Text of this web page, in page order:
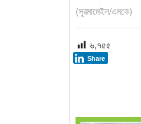
(সুরমামেইল/এমকে)
৬,৭৫৫
Share